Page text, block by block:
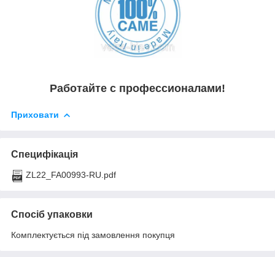
Работайте с профессионалами!
Приховати
Специфікація
ZL22_FA00993-RU.pdf
Спосіб упаковки
Комплектується під замовлення покупця